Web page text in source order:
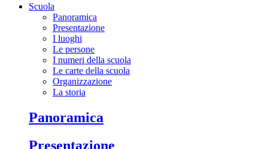
Scuola
Panoramica
Presentazione
I luoghi
Le persone
I numeri della scuola
Le carte della scuola
Organizzazione
La storia
Panoramica
Presentazione